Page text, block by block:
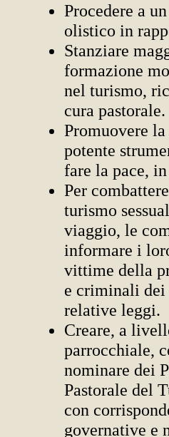
Procedere a
olistico in
Stanziare
formazione
nel turismo,
cura pastorale.
Promuovere
potente
fare la pace,
Per
turismo
viaggio, le
informare i
vittime della
e criminali dei
relative leggi.
Creare, a
parrocchiale,
nominare dei
Pastorale del
con
governative e